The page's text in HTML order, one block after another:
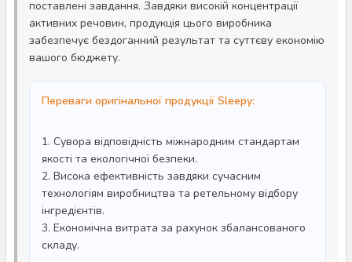
поставлені завдання. Завдяки високій концентрації
активних речовин, продукція цього виробника
забезпечує бездоганний результат та суттєву економію
вашого бюджету.
Переваги оригінальної продукції Sleepy:
1. Сувора відповідність міжнародним стандартам
якості та екологічної безпеки.
2. Висока ефективність завдяки сучасним
технологіям виробництва та ретельному відбору
інгредієнтів.
3. Економічна витрата за рахунок збалансованого
складу.